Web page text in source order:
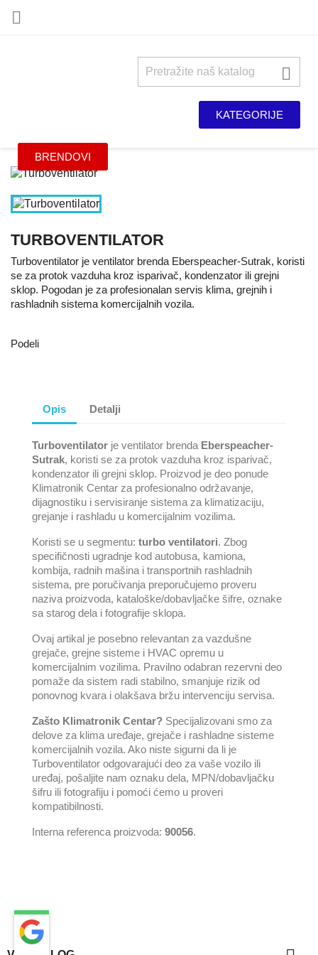


KATEGORIJE
BRENDOVI
TURBOVENTILATOR
Turboventilator je ventilator brenda Eberspeacher-Sutrak, koristi
se za protok vazduha kroz isparivač, kondenzator ili grejni
sklop. Pogodan je za profesionalan servis klima, grejnih i
rashladnih sistema komercijalnih vozila.
Podeli
Opis Detalji
Turboventilator je ventilator brenda Eberspeacher-
Sutrak, koristi se za protok vazduha kroz isparivač,
kondenzator ili grejni sklop. Proizvod je deo ponude
Klimatronik Centar za profesionalno održavanje,
dijagnostiku i servisiranje sistema za klimatizaciju,
grejanje i rashladu u komercijalnim vozilima.
Koristi se u segmentu: turbo ventilatori. Zbog
specifičnosti ugradnje kod autobusa, kamiona,
kombija, radnih mašina i transportnih rashladnih
sistema, pre poručivanja preporučujemo proveru
naziva proizvoda, kataloške/dobavljačke šifre, oznake
sa starog dela i fotografije sklopa.
Ovaj artikal je posebno relevantan za vazdušne
grejače, grejne sisteme i HVAC opremu u
komercijalnim vozilima. Pravilno odabran rezervni deo
pomaže da sistem radi stabilno, smanjuje rizik od
ponovnog kvara i olakšava bržu intervenciju servisa.
Zašto Klimatronik Centar? Specijalizovani smo za
delove za klima uređaje, grejače i rashladne sisteme
komercijalnih vozila. Ako niste sigurni da li je
Turboventilator odgovarajući deo za vaše vozilo ili
uređaj, pošaljite nam oznaku dela, MPN/dobavljačku
šifru ili fotografiju i pomoći ćemo u proveri
kompatibilnosti.
Interna referenca proizvoda: 90056.